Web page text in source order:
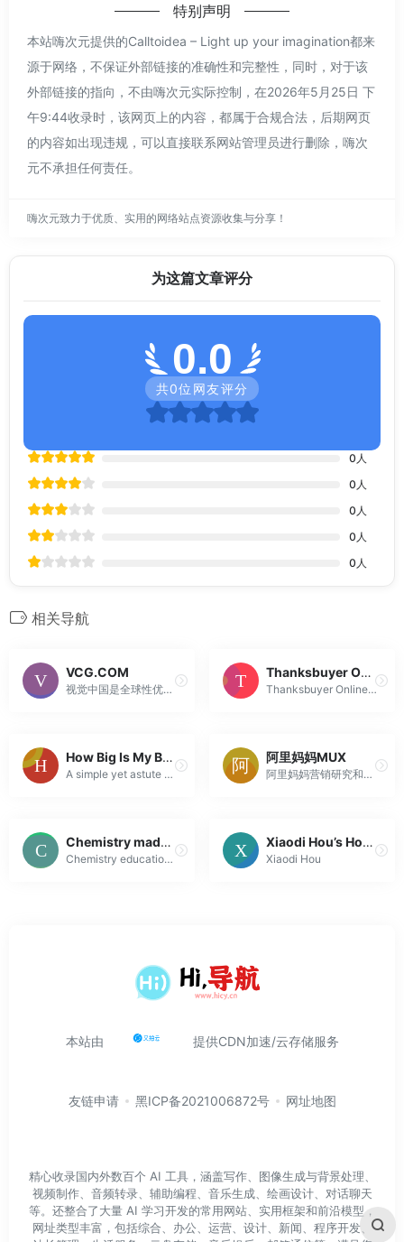
特别声明
本站嗨次元提供的Calltoidea – Light up your imagination都来
源于网络，不保证外部链接的准确性和完整性，同时，对于该
外部链接的指向，不由嗨次元实际控制，在2026年5月25日 下
午9:44收录时，该网页上的内容，都属于合规合法，后期网页
的内容如出现违规，可以直接联系网站管理员进行删除，嗨次
元不承担任何责任。
嗨次元致力于优质、实用的网络站点资源收集与分享！
为这篇文章评分
0.0
共0位网友评分
0 人
0 人
0 人
0 人
0 人
相关导航
VCG.COM
视觉中国是全球性优质正版图片、视频等视觉内容平台型互联网上市公司(www.vcg.com)，与GettyImages深度合作，并拥有1300万用户的全球摄影创作社交平台(500px.com)和全球第三大图片公司Corbis图库版权。为“版权视觉内容”的创作者和使用者提供了以大数据、人工智能和区块链等...
Thanksbuyer Online,SDR Radio, Testers and Measurement devices, Astronomy products, Audio Amplifer and Decoders
Thanksbuyer Online,SDR Radio, Testers and Measurement devices, Astronomy products, Audio Amplifer and Decoders
How Big Is My Browser?
A simple yet astute way for developers and designers to discover the size of their browser window
阿里妈妈MUX
阿里妈妈营销研究和用户体验中心-MUX
Chemistry made fun and easy | ChemTalk
Chemistry education non-profit showcasing elements, reactions, experiments and tutorials. We make chemistry fun and easy to understand.
Xiaodi Hou’s Homepage
Xiaodi Hou
本站由 提供CDN加速/云存储服务
友链申请 黑ICP备2021006872号 网址地图
精心收录国内外数百个 AI 工具，涵盖写作、图像生成与背景处理、
视频制作、音频转录、辅助编程、音乐生成、绘画设计、对话聊天
等。还整合了大量 AI 学习开发的常用网站、实用框架和前沿模型，
网址类型丰富，包括综合、办公、运营、设计、新闻、程序开发、